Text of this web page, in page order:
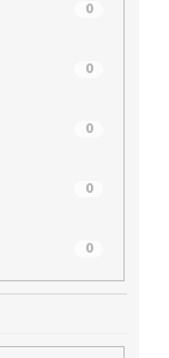
0
0
0
0
0